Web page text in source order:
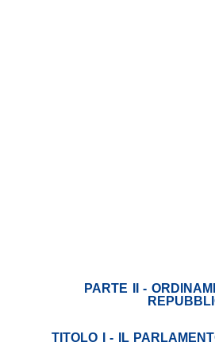
PARTE II -
TITOLO I - IL